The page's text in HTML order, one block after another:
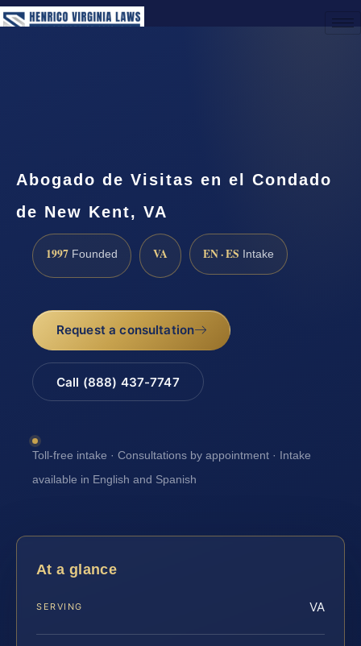
Abogado de Visitas en el Condado
de New Kent, VA
1997 Founded VA EN · ES Intake
Request a consultation
Call (888) 437-7747
Toll-free intake · Consultations by appointment · Intake
available in English and Spanish
At a glance
SERVING VA